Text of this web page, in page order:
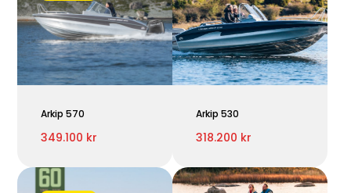
Arkip 570
349.100 kr
Arkip 530
318.200 kr